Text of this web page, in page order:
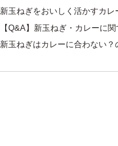
新玉ねぎをおいしく活かすカレ
【Q&A】新玉ねぎ・カレーに
新玉ねぎはカレーに合わない？